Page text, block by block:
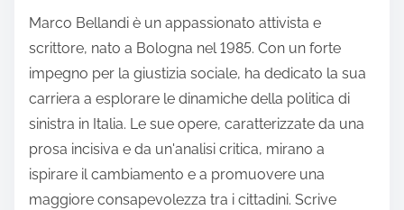
s
t
o
n
:
i
e
Marco Bellandi è un appassionato attivista e
scrittore, nato a Bologna nel 1985. Con un forte
impegno per la giustizia sociale, ha dedicato la sua
carriera a esplorare le dinamiche della politica di
sinistra in Italia. Le sue opere, caratterizzate da una
prosa incisiva e da un'analisi critica, mirano a
ispirare il cambiamento e a promuovere una
maggiore consapevolezza tra i cittadini. Scrive